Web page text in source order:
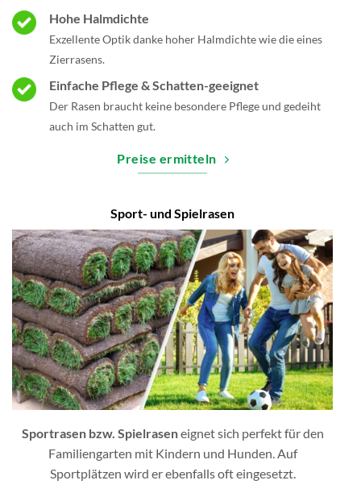
Hohe Halmdichte
Exzellente Optik danke hoher Halmdichte wie die eines
Zierrasens.
Einfache Pflege & Schatten-geeignet
Der Rasen braucht keine besondere Pflege und gedeiht
auch im Schatten gut.
Preise ermitteln
Sport- und Spielrasen
Sportrasen bzw. Spielraseneignet sich perfekt für den
Familiengarten mit Kindern und Hunden. Auf
Sportplätzen wird er ebenfalls oft eingesetzt.